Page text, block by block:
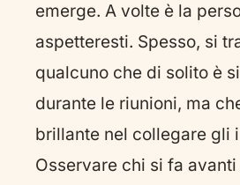
emerge. A volte è la
aspetteresti. Spesso, si
qualcuno che di solito è
durante le riunioni, ma
brillante nel collegare gli
Osservare chi si fa